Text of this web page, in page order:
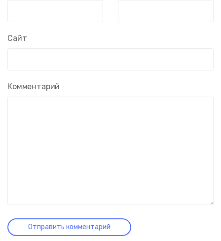
Комментарий
Сайт